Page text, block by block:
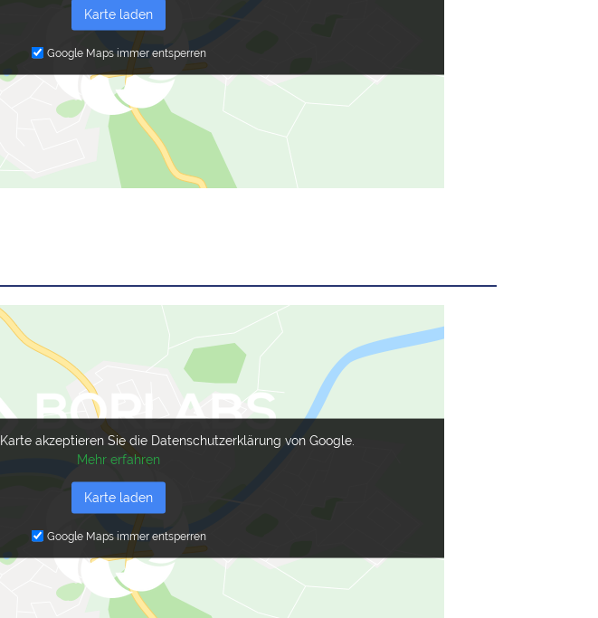
Karte laden
Google Maps immer entsperren
akzeptieren Sie die Datenschutzerklärung von Google.
Mehr erfahren
Karte laden
Google Maps immer entsperren